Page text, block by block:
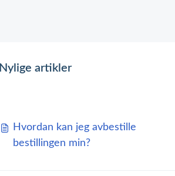
Nylige artikler
Hvordan kan jeg avbestille
bestillingen min?